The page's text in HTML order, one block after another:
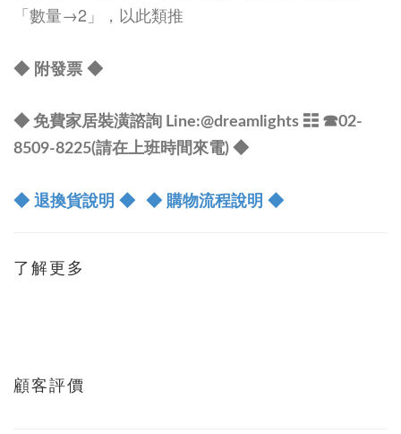
「數量→2」
，以此類推
◆ 附發票◆
◆ 免費家居裝潢諮詢 Line:@dreamlights ☷ ☎02-
8509-8225(請在上班時間來電) ◆
◆ 退換貨說明 ◆ ◆ 購物流程說明 ◆
了解更多
顧客評價